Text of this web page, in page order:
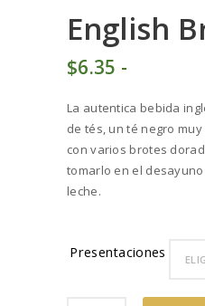
English
$6 35 -
precios:
desde
$63
4
La autentica bebida
de tés, un té negro
con varios brotes
tomarlo en el
leche.
Presentaciones